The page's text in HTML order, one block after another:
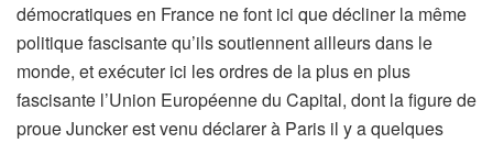
démocratiques en France ne font ici que décliner la même
politique fascisante qu’ils soutiennent ailleurs dans le
monde, et exécuter ici les ordres de la plus en plus
fascisante l’Union Européenne du Capital, dont la figure de
proue Juncker est venu déclarer à Paris il y a quelques